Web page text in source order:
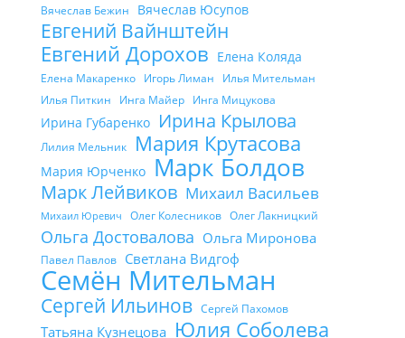
Вячеслав Бежин Вячеслав Юсупов
Евгений Вайнштейн
Евгений Дорохов Елена Коляда
Елена Макаренко Игорь Лиман
Илья Мительман
Илья Питкин
Инга Майер Инга Мицукова
Ирина Губаренко Ирина Крылова
Лилия Мельник Мария Крутасова
Мария Юрченко Марк Болдов
Марк Лейвиков Михаил Васильев
Михаил Юревич Олег Колесников Олег Лакницкий
Ольга Достовалова Ольга Миронова
Павел Павлов Светлана Видгоф
Семён Мительман
Сергей Ильинов Сергей Пахомов
Татьяна Кузнецова Юлия Соболева